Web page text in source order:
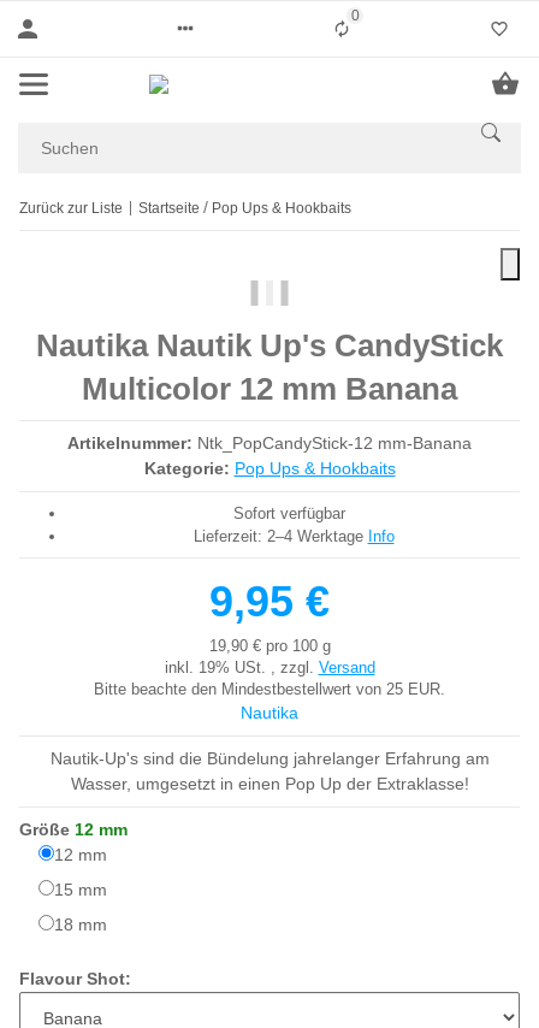
0Liste ist leer
Zurück zur Liste Startseite Pop Ups & Hookbaits
Nautika Nautik Up's CandyStick
Multicolor 12 mm Banana
Artikelnummer: Ntk_PopCandyStick-12 mm-Banana
Kategorie: Pop Ups & Hookbaits
Sofort verfügbar
Lieferzeit: 2–4 Werktage Info
9,95 €
19,90 € pro 100 g
inkl. 19% USt. , zzgl. Versand
Bitte beachte den Mindestbestellwert von 25 EUR.
Nautika
Nautik-Up's sind die Bündelung jahrelanger Erfahrung am
Wasser, umgesetzt in einen Pop Up der Extraklasse!
Größe 12 mm
12 mm
15 mm
18 mm
Flavour Shot: